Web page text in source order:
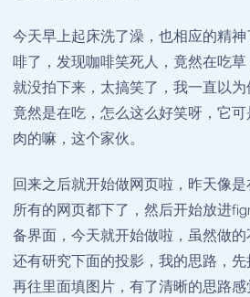
今天早上起床洗了澡，也相应的精
啡了，发现咖啡笑死人，竟然在吃
就没拍下来，太搞笑了，我一直以
竟然是在吃，怎么这么好笑呀，它
肉的嘛，这个家伙。
回来之后就开始做网页啦，昨天像
所有的网页都下了，然后开始放进
备界面，今天就开始做啦，虽然做的
还有研究下面的投影，我的思路，先
再往里面填图片，有了清晰的思路感